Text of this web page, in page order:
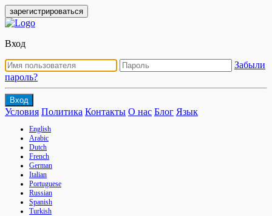
зарегистрироваться
Вход
Забыли
пароль?
Вход
Условия Политика Контакты О нас Блог Язык
English
Arabic
Dutch
French
German
Italian
Portuguese
Russian
Spanish
Turkish